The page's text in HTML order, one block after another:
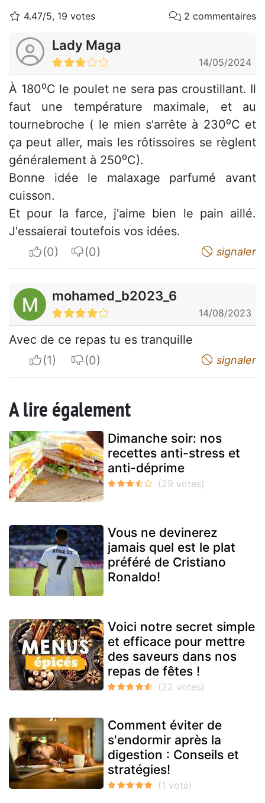
4.47/5, 19 votes 2 commentaires
Lady Maga
14/05/2024
À 180⁰C le poulet ne sera pas croustillant. Il
faut une température maximale, et au
tournebroche ( le mien s'arrête à 230⁰C et
ça peut aller, mais les rôtissoires se règlent
généralement à 250⁰C).
Bonne idée le malaxage parfumé avant
cuisson.
Et pour la farce, j'aime bien le pain aillé.
J'essaierai toutefois vos idées.
I apreciateI do not appreciate signaler
mohamed_b2023_6
14/08/2023
Avec de ce repas tu es tranquille
I apreciateI do not appreciate signaler
A lire également
Dimanche soir: nos
recettes anti-stress et
anti-déprime
Vous ne devinerez
jamais quel est le plat
préféré de Cristiano
Ronaldo!
Voici notre secret simple
et efficace pour mettre
des saveurs dans nos
repas de fêtes !
Comment éviter de
s'endormir après la
digestion : Conseils et
stratégies!